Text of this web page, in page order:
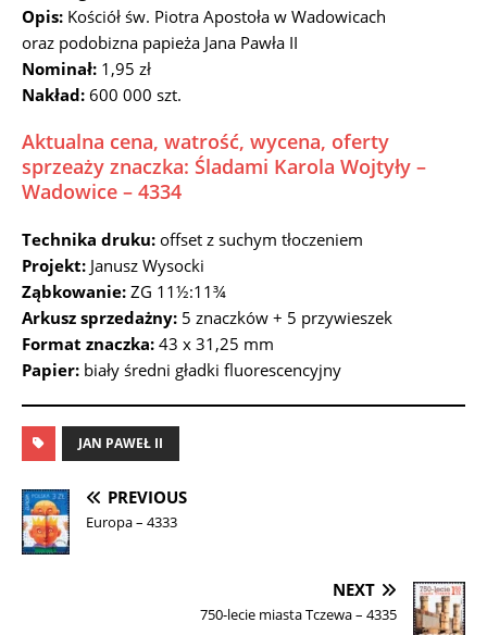
Opis: Kościół św. Piotra Apostoła w Wadowicach
oraz podobizna papieża Jana Pawła II
Nominał: 1,95 zł
Nakład: 600 000 szt.
Aktualna cena, watrość, wycena, oferty
sprzeaży znaczka: Śladami Karola Wojtyły –
Wadowice – 4334
Technika druku: offset z suchym tłoczeniem
Projekt: Janusz Wysocki
Ząbkowanie: ZG 11½:11¾
Arkusz sprzedażny: 5 znaczków + 5 przywieszek
Format znaczka: 43 x 31,25 mm
Papier: biały średni gładki fluorescencyjny
JAN PAWEŁ II
PREVIOUS
Europa – 4333
NEXT
750-lecie miasta Tczewa – 4335